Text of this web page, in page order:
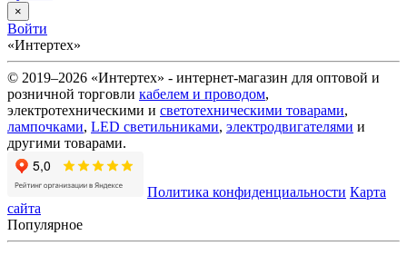
×
Войти
«Интертех»
© 2019–2026 «Интертех» - интернет-магазин для оптовой и
розничной торговли кабелем и проводом,
электротехническими и светотехническими товарами,
лампочками, LED светильниками, электродвигателями и
другими товарами.
Политика конфиденциальности Карта
сайта
Популярное